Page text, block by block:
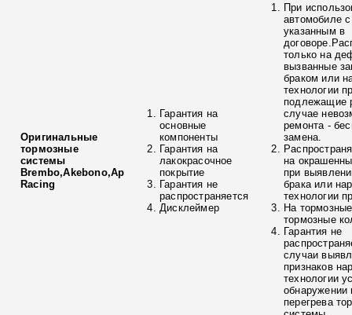
Оригинальные
тормозные
системы
Brembo,Akebono,Ap
Racing
Гарантия на
основные
компоненты
Гарантия на
лакокрасочное
покрытие
Гарантия не
распространяется
Дисклеймер
При
автомобиле
указанным в
только на
вызванные
браком или
технологии
подлежащие
случае
ремонта -
замена.
на
при
брака или
технологии
На
тормозные
Гарантия не
случаи
признаков
технологии
обнаружении
перегрева